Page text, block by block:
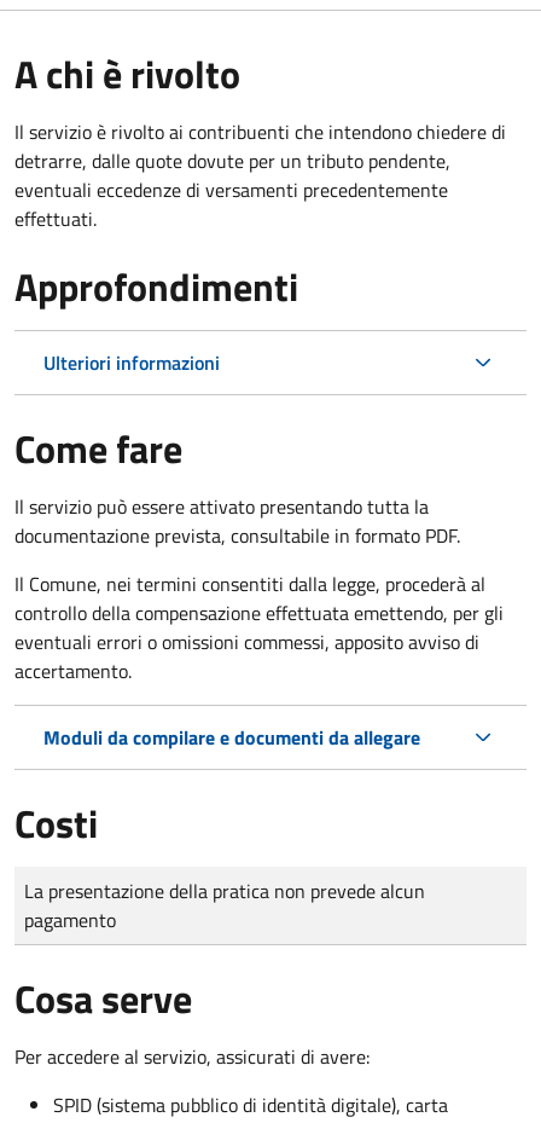
A chi è rivolto
Il servizio è rivolto ai contribuenti che intendono chiedere di
detrarre, dalle quote dovute per un tributo pendente,
eventuali eccedenze di versamenti precedentemente
effettuati.
Approfondimenti
Ulteriori informazioni
Come fare
Il servizio può essere attivato presentando tutta la
documentazione prevista, consultabile in formato PDF.
Il Comune, nei termini consentiti dalla legge, procederà al
controllo della compensazione effettuata emettendo, per gli
eventuali errori o omissioni commessi, apposito avviso di
accertamento.
Moduli da compilare e documenti da allegare
Costi
Tipo di pagamento
Importo
La presentazione della pratica non prevede alcun
pagamento
Cosa serve
Per accedere al servizio, assicurati di avere:
SPID (sistema pubblico di identità digitale), carta